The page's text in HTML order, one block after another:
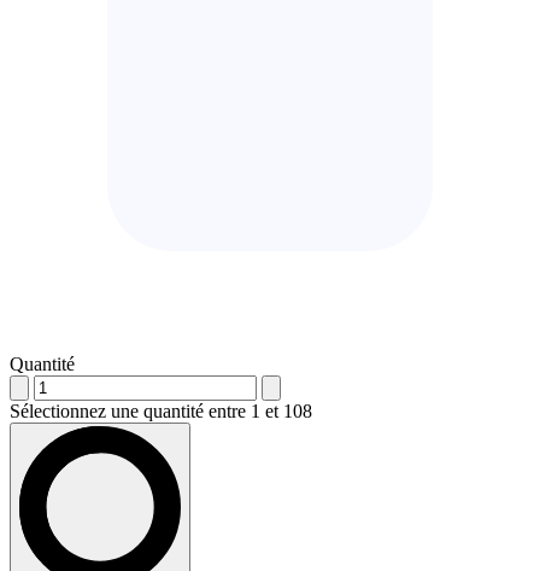
Quantité
Sélectionnez une quantité entre 1 et 108